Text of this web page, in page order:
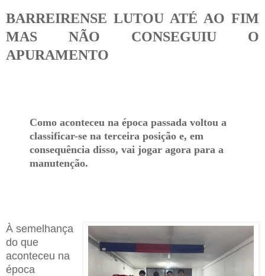
BARREIRENSE LUTOU ATÉ AO FIM
MAS NÃO CONSEGUIU O
APURAMENTO
Como aconteceu na época passada voltou a
classificar-se na terceira posição e, em
consequência disso, vai jogar agora para a
manutenção.
À semelhança
do que
aconteceu na
época